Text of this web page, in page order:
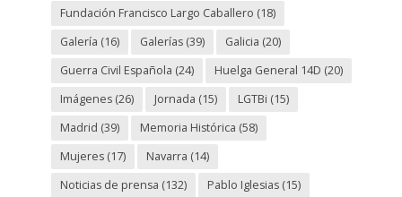
Fundación Francisco Largo Caballero (18)
Galería (16) Galerías(39) Galicia (20)
Guerra Civil Española (24) Huelga General 14D (20)
Imágenes(26) Jornada (15) LGTBi (15)
Madrid (39) Memoria Histórica (58)
Mujeres(17) Navarra (14)
Noticias de prensa (132) Pablo Iglesias(15)